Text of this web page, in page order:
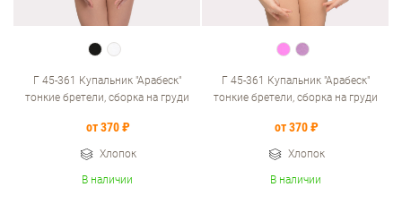
Г 45-361 Купальник "Арабеск"
тонкие бретели, сборка на груди
от 370 ₽
Хлопок
В наличии
Г 45-361 Купальник "Арабеск"
тонкие бретели, сборка на груди
от 370 ₽
Хлопок
В наличии